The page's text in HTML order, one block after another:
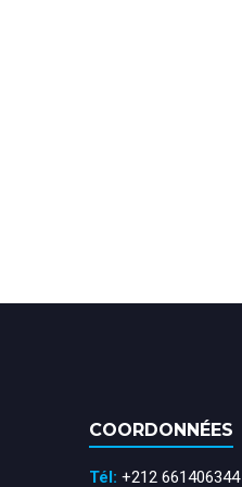
COORDONNÉES
Tél: +212 661406344